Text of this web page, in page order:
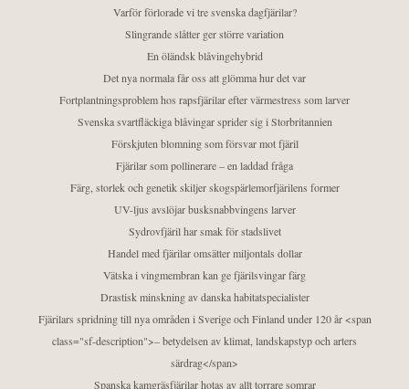
Varför förlorade vi tre svenska dagfjärilar?
Slingrande slåtter ger större variation
En öländsk blåvingehybrid
Det nya normala får oss att glömma hur det var
Fortplantningsproblem hos rapsfjärilar efter värmestress som larver
Svenska svartfläckiga blåvingar sprider sig i Storbritannien
Förskjuten blomning som försvar mot fjäril
Fjärilar som pollinerare – en laddad fråga
Färg, storlek och genetik skiljer skogspärlemorfjärilens former
UV-ljus avslöjar busksnabbvingens larver
Sydrovfjäril har smak för stadslivet
Handel med fjärilar omsätter miljontals dollar
Vätska i vingmembran kan ge fjärilsvingar färg
Drastisk minskning av danska habitatspecialister
Fjärilars spridning till nya områden i Sverige och Finland under 120 år <span
class="sf-description">– betydelsen av klimat, landskapstyp och arters
särdrag</span>
Spanska kamgräsfjärilar hotas av allt torrare somrar